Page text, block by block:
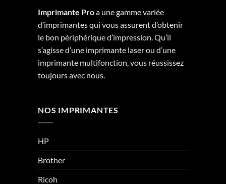
Imprimante Proa une gamme variée
d’imprimantes qui vous assurent d’obtenir
le bon périphérique d’impression. Qu’il
s’agisse d’une imprimante laser ou d’une
imprimante multifonction, vous réussissez
toujours avec nous.
NOS IMPRIMANTES
HP
Brother
Ricoh